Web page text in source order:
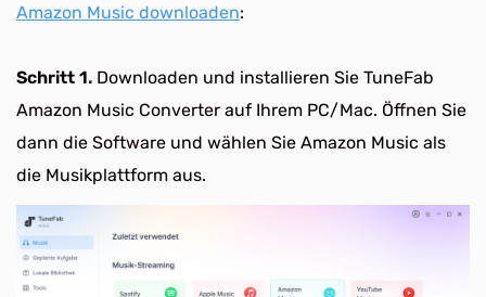
Amazon Music downloaden:
Schritt 1. Downloaden und installieren Sie TuneFab
Amazon Music Converter auf Ihrem PC/Mac. Öffnen Sie
dann die Software und wählen Sie Amazon Music als
die Musikplattform aus.